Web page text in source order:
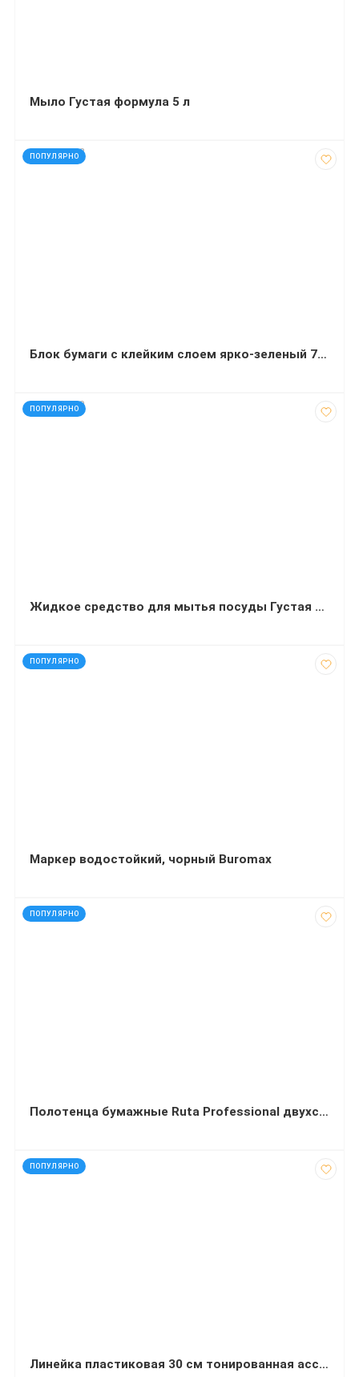
Мыло Густая формула 5 л
ПОПУЛЯРНО
код: 927732
Блок бумаги с клейким слоем ярко-зеленый 75x75 мм 100 листов Delta
ПОПУЛЯРНО
код: 927790
Жидкое средство для мытья посуды Густая Формула 5 л
ПОПУЛЯРНО
код: 850
Маркер водостойкий, чорный Buromax
ПОПУЛЯРНО
код: 40790
Полотенца бумажные Ruta Professional двухслойные целлюлозные 12,5 м 8 рулонов
ПОПУЛЯРНО
код: 2557
Линейка пластиковая 30 см тонированная ассорти ZiBi